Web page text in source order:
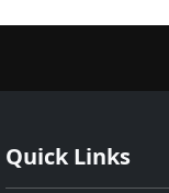
Quick Links